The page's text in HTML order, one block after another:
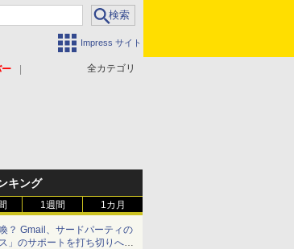
Impress サイト
全カテゴリ
キング
1週間 1カ月
？ Gmail、サードパーティの
」のサポートを打ち切りへ